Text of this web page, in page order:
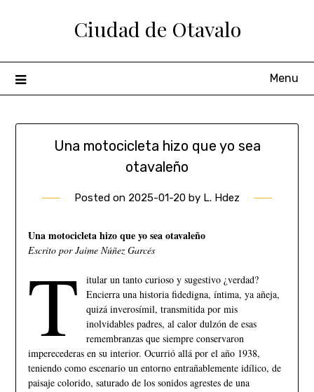
Ciudad de Otavalo
Menu
Una motocicleta hizo que yo sea
otavaleño
Posted on 2025-01-20 by L. Hdez
Una motocicleta hizo que yo sea otavaleño
Escrito por Jaime Núñez Garcés
T
itular un tanto curioso y sugestivo ¿verdad?
Encierra una historia fidedigna, íntima, ya añeja,
quizá inverosímil, transmitida por mis
inolvidables padres, al calor dulzón de esas
remembranzas que siempre conservaron
imperecederas en su interior. Ocurrió allá por el año 1938,
teniendo como escenario un entorno entrañablemente idílico, de
paisaje colorido, saturado de los sonidos agrestes de una